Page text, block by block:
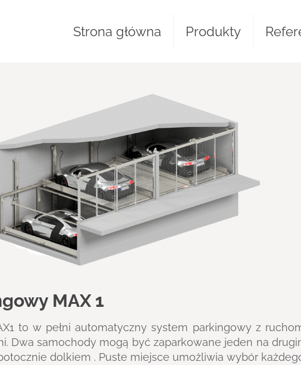
Strona główna Produkty
MAX 1
to w pełni automatyczny system parkingowy z
Dwa samochody mogą być zaparkowane jeden na
dolkiem . Puste miejsce umożliwia wybór